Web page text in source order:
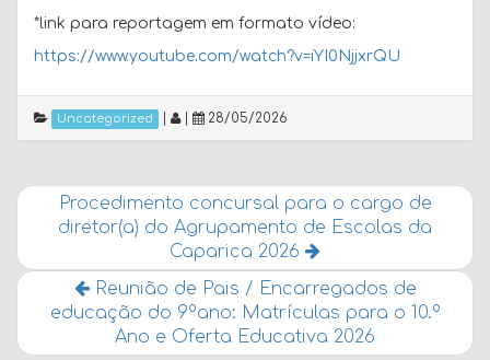
*link para reportagem em formato vídeo:
https://www.youtube.com/watch?v=iYI0NjjxrQU
Uncategorized 28/05/2026
Procedimento concursal para o cargo de
diretor(a) do Agrupamento de Escolas da
Caparica 2026
Reunião de Pais / Encarregados de
educação do 9ºano: Matrículas para o 10.º
Ano e Oferta Educativa 2026